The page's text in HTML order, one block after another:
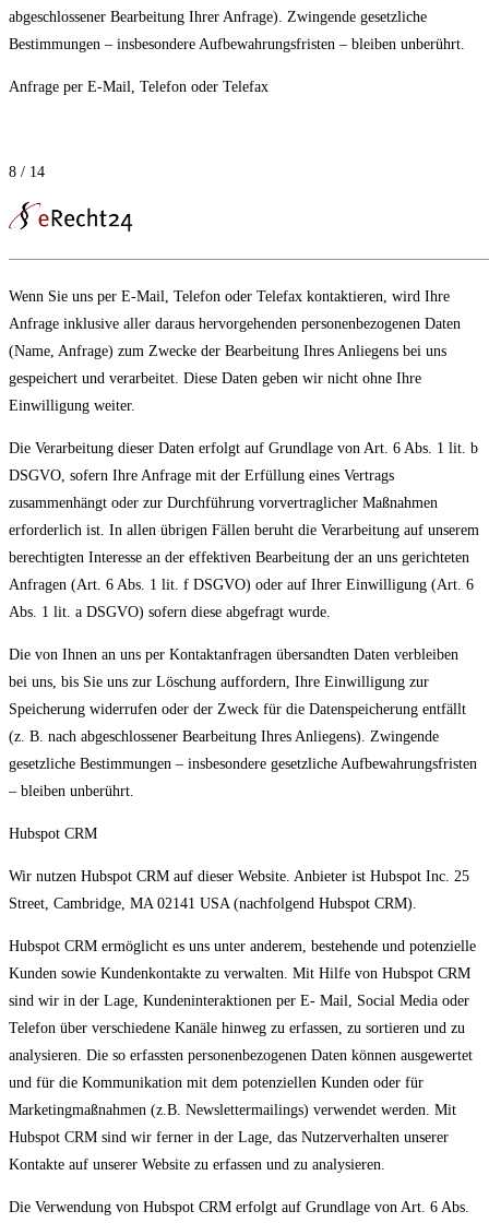
abgeschlossener Bearbeitung Ihrer Anfrage). Zwingende gesetzliche
Bestimmungen – insbesondere Aufbewahrungsfristen – bleiben unberührt.
Anfrage per E-Mail, Telefon oder Telefax
8 / 14
Wenn Sie uns per E-Mail, Telefon oder Telefax kontaktieren, wird Ihre
Anfrage inklusive aller daraus hervorgehenden personenbezogenen Daten
(Name, Anfrage) zum Zwecke der Bearbeitung Ihres Anliegens bei uns
gespeichert und verarbeitet. Diese Daten geben wir nicht ohne Ihre
Einwilligung weiter.
Die Verarbeitung dieser Daten erfolgt auf Grundlage von Art. 6 Abs. 1 lit. b
DSGVO, sofern Ihre Anfrage mit der Erfüllung eines Vertrags
zusammenhängt oder zur Durchführung vorvertraglicher Maßnahmen
erforderlich ist. In allen übrigen Fällen beruht die Verarbeitung auf unserem
berechtigten Interesse an der effektiven Bearbeitung der an uns gerichteten
Anfragen (Art. 6 Abs. 1 lit. f DSGVO) oder auf Ihrer Einwilligung (Art. 6
Abs. 1 lit. a DSGVO) sofern diese abgefragt wurde.
Die von Ihnen an uns per Kontaktanfragen übersandten Daten verbleiben
bei uns, bis Sie uns zur Löschung auffordern, Ihre Einwilligung zur
Speicherung widerrufen oder der Zweck für die Datenspeicherung entfällt
(z. B. nach abgeschlossener Bearbeitung Ihres Anliegens). Zwingende
gesetzliche Bestimmungen – insbesondere gesetzliche Aufbewahrungsfristen
– bleiben unberührt.
Hubspot CRM
Wir nutzen Hubspot CRM auf dieser Website. Anbieter ist Hubspot Inc. 25
Street, Cambridge, MA 02141 USA (nachfolgend Hubspot CRM).
Hubspot CRM ermöglicht es uns unter anderem, bestehende und potenzielle
Kunden sowie Kundenkontakte zu verwalten. Mit Hilfe von Hubspot CRM
sind wir in der Lage, Kundeninteraktionen per E- Mail, Social Media oder
Telefon über verschiedene Kanäle hinweg zu erfassen, zu sortieren und zu
analysieren. Die so erfassten personenbezogenen Daten können ausgewertet
und für die Kommunikation mit dem potenziellen Kunden oder für
Marketingmaßnahmen (z.B. Newslettermailings) verwendet werden. Mit
Hubspot CRM sind wir ferner in der Lage, das Nutzerverhalten unserer
Kontakte auf unserer Website zu erfassen und zu analysieren.
Die Verwendung von Hubspot CRM erfolgt auf Grundlage von Art. 6 Abs.